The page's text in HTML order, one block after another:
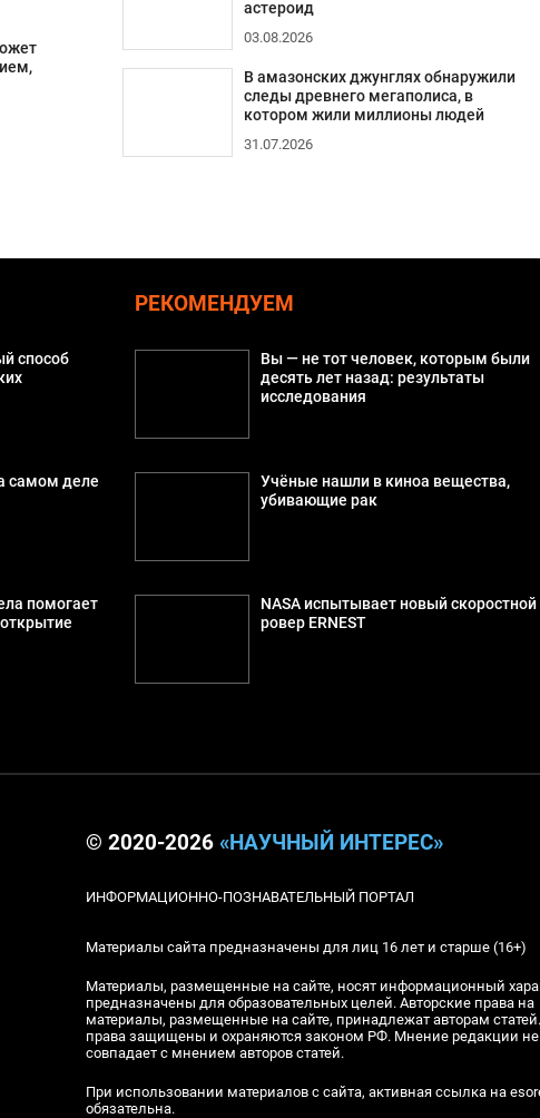
астероид
03.08.2026
В амазонских джунглях обнаружили
следы древнего мегаполиса, в
котором жили миллионы людей
31.07.2026
способ
самом деле
помогает
РЕКОМЕНДУЕМ
Вы — не тот человек, которым были
десять лет назад: результаты
исследования
Учёные нашли в киноа вещества,
убивающие рак
NASA испытывает новый скоростной
ровер ERNEST
© 2020-2026 «НАУЧНЫЙ ИНТЕРЕС»
ИНФОРМАЦИОННО-ПОЗНАВАТЕЛЬНЫЙ ПОРТАЛ
Материалы сайта предназначены для лиц 16 лет и старше (16+)
Материалы, размещенные на сайте, носят информационный
предназначены для образовательных целей. Авторские права на
материалы, размещенные на сайте, принадлежат авторам
права защищены и охраняются законом РФ. Мнение редакции не
совпадает с мнением авторов статей.
При использовании материалов с сайта, активная ссылка на
обязательна.